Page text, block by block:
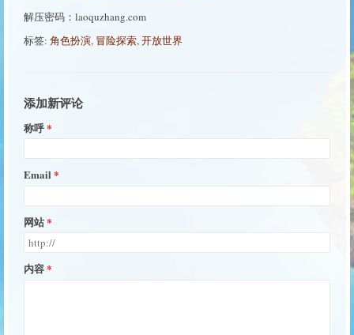
解压密码：laoquzhang.com
标签: 角色扮演, 冒险探索,开放世界
添加新评论
称呼
Email
网站
内容